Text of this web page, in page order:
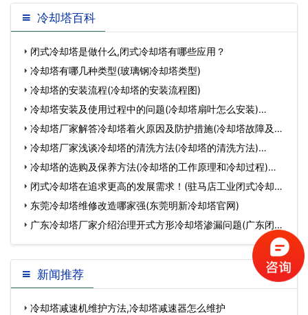
冷却塔百科
闭式冷却塔是做什么,闭式冷却塔有哪些应用？
冷却塔有哪几种类型(玻璃钢冷却塔类型)
冷却塔的安装流程(冷却塔的安装流程图)
冷却塔安装及使用过程中的问题(冷却塔扇叶怎么安装)…
冷却塔厂家解答冷却塔着火原因及防护措施(冷却塔故障及处
理方法)…
冷却塔厂家浅谈冷却塔的清洗方法(冷却塔的清洗方法)…
冷却塔的选购及保养方法(冷却塔的工作原理和冷却过程)…
闭式冷却塔在追求更高的发展需求！(驻马店工业闭式冷却塔
价格高不高)…
东莞冷却塔维修改造哪家强(东莞明新冷却塔官网)
广东冷却塔厂家介绍治理开式方形冷却塔渗漏问题(广东闭式
冷却塔厂家)…
新闻推荐
冷却塔减速机维护方法,冷却塔减速器怎么维护